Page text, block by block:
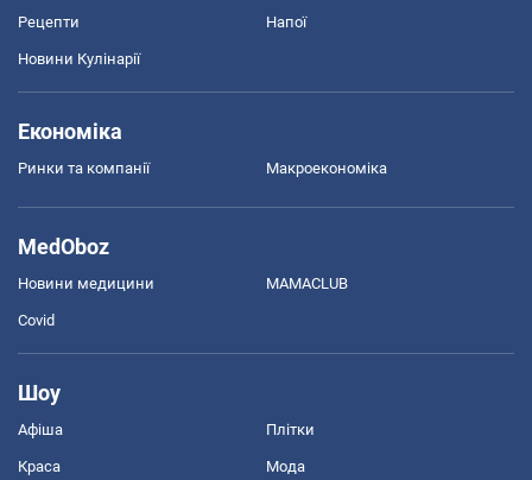
Рецепти Напої
Новини Кулінарії
Економіка
Ринки та компанії Макроекономіка
MedOboz
Новини медицини MAMACLUB
Covid
Шоу
Афіша Плітки
Краса Мода